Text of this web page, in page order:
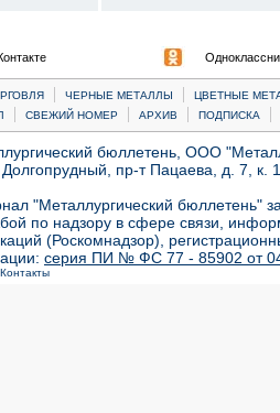
| ЧЕРНЫЕ МЕТАЛЛЫ |
ЦВЕТНЫЕ
| СВЕЖИЙ НОМЕР | АРХИВ | ПОДПИСКА |
бюллетень, ООО
Долгопрудный, пр-т Пацаева, д. 7,
"Металлургический бюллетень"
по надзору в сфере связи,
(Роскомнадзор),
серия ПИ № ФС 77 - 85902 от 04
Контакты